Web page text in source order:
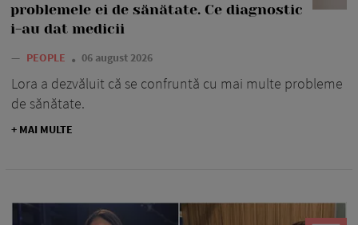
problemele ei de sănătate. Ce diagnostic
i-au dat medicii
— PEOPLE 06 august 2026
Lora a dezvăluit că se confruntă cu mai multe probleme
de sănătate.
+ MAI MULTE